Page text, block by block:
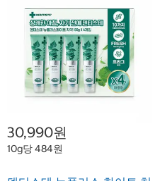
30,990원
10g당 484원